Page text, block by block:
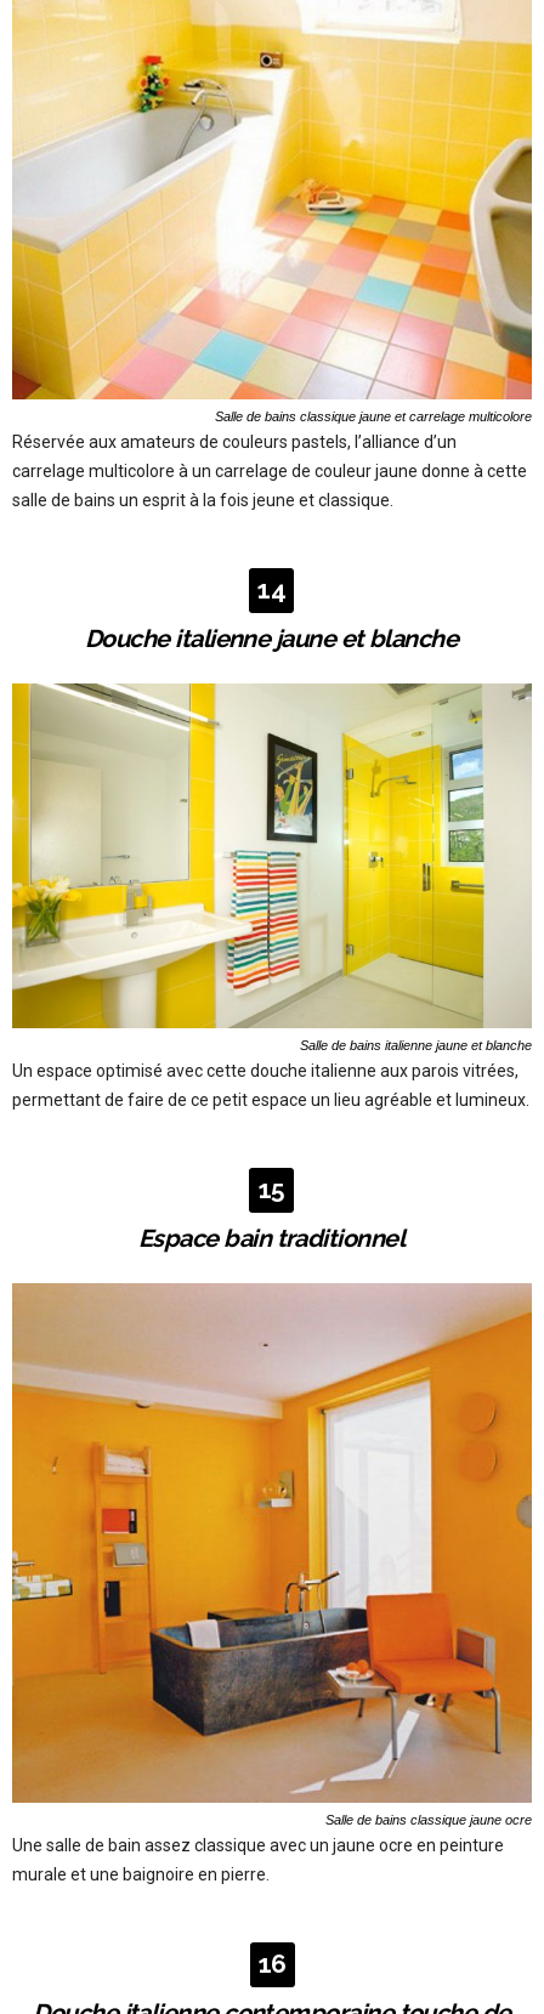
Salle de bains classique jaune et carrelage multicolore
Réservée aux amateurs de couleurs pastels, l’alliance d’un
carrelage multicolore à un carrelage de couleur jaune donne à cette
salle de bains un esprit à la fois jeune et classique.
14
Douche italienne jaune et blanche
Salle de bains italienne jaune et blanche
Un espace optimisé avec cette douche italienne aux parois vitrées,
permettant de faire de ce petit espace un lieu agréable et lumineux.
15
Espace bain traditionnel
Salle de bains classique jaune ocre
Une salle de bain assez classique avec un jaune ocre en peinture
murale et une baignoire en pierre.
16